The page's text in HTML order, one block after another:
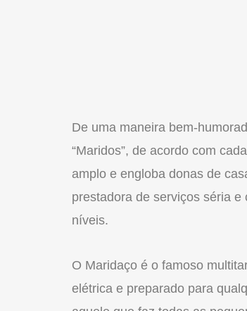
De uma maneira bem-
“Maridos”, de acordo com
amplo e engloba donas de
prestadora de serviços séria
níveis.
O Maridaço é o famoso
elétrica e preparado para